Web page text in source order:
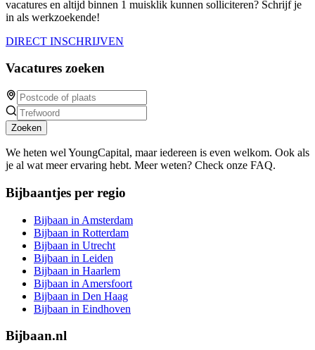
vacatures en altijd binnen 1 muisklik kunnen solliciteren? Schrijf je
in als werkzoekende!
DIRECT INSCHRIJVEN
Vacatures zoeken
Zoeken
We heten wel YoungCapital, maar iedereen is even welkom. Ook als
je al wat meer ervaring hebt. Meer weten? Check onze FAQ.
Bijbaantjes per regio
Bijbaan in Amsterdam
Bijbaan in Rotterdam
Bijbaan in Utrecht
Bijbaan in Leiden
Bijbaan in Haarlem
Bijbaan in Amersfoort
Bijbaan in Den Haag
Bijbaan in Eindhoven
Bijbaan.nl